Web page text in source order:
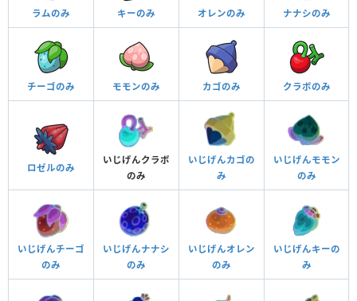
ラムのみ キーのみ オレンのみ ナナシのみ
チーゴのみ モモンのみ カゴのみ クラボのみ
ロゼルのみ
いじげんクラボ
のみ
いじげんカゴの
み
いじげんモモン
のみ
いじげんチーゴ
のみ
いじげんナナシ
のみ
いじげんオレン
のみ
いじげんキーの
み